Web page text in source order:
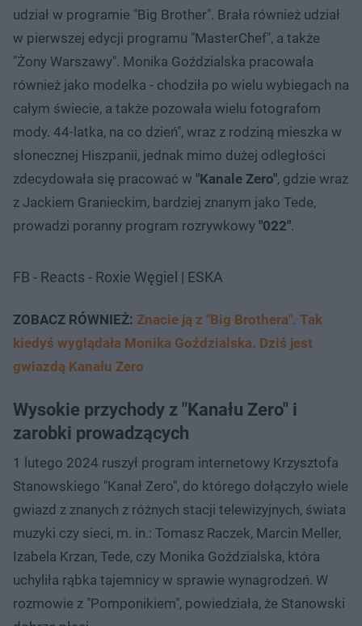
udział w programie "Big Brother". Brała również udział
w pierwszej edycji programu "MasterChef", a także
"Żony Warszawy". Monika Goździalska pracowała
również jako modelka - chodziła po wielu wybiegach na
całym świecie, a także pozowała wielu fotografom
mody. 44-latka, na co dzień", wraz z rodziną mieszka w
słonecznej Hiszpanii, jednak mimo dużej odległości
zdecydowała się pracować w "Kanale Zero", gdzie wraz
z Jackiem Granieckim, bardziej znanym jako Tede,
prowadzi poranny program rozrywkowy "022".
FB - Reacts - Roxie Węgiel | ESKA
ZOBACZ RÓWNIEŻ: Znacie ją z "Big Brothera". Tak
kiedyś wyglądała Monika Goździalska. Dziś jest
gwiazdą Kanału Zero
Wysokie przychody z "Kanału Zero" i
zarobki prowadzących
1 lutego 2024 ruszył program internetowy Krzysztofa
Stanowskiego "Kanał Zero", do którego dołączyło wiele
gwiazd z znanych z różnych stacji telewizyjnych, świata
muzyki czy sieci, m. in.: Tomasz Raczek, Marcin Meller,
Izabela Krzan, Tede, czy Monika Goździalska, która
uchyliła rąbka tajemnicy w sprawie wynagrodzeń. W
rozmowie z "Pomponikiem", powiedziała, że Stanowski